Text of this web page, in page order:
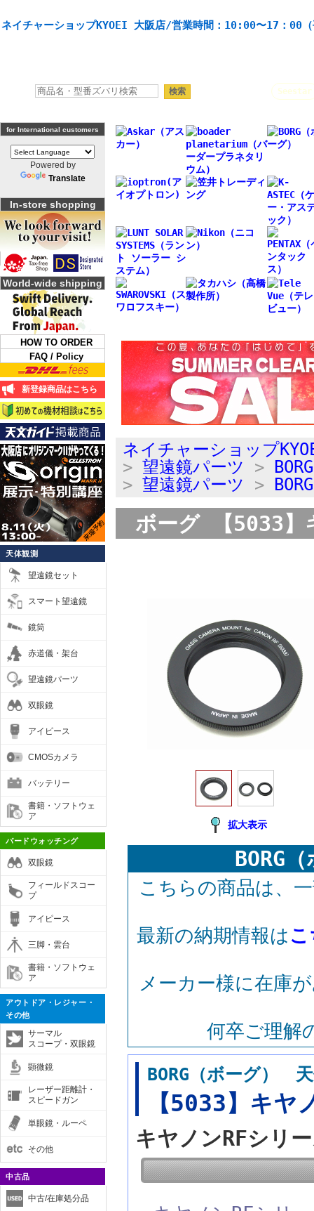
ネイチャーショップKYOEI 大阪店/営業時間：10:00〜17：00（
Seestar
for International customers
Powered by
Translate
In-store shopping
World-wide shipping
HOW TO ORDER
FAQ / Policy
新登録商品はこちら
天体観測
望遠鏡セット
スマート望遠鏡
鏡筒
赤道儀・架台
望遠鏡パーツ
双眼鏡
アイピース
CMOSカメラ
バッテリー
書籍・ソフトウェ
ア
バードウォッチング
双眼鏡
フィールドスコー
プ
アイピース
三脚・雲台
書籍・ソフトウェ
ア
アウトドア・レジャー・
その他
サーマル
スコープ・双眼鏡
顕微鏡
レーザー距離計・
スピードガン
単眼鏡・ルーペ
その他
中古品
中古/在庫処分品
ネイチャーショップ
> 望遠鏡パーツ >
> 望遠鏡パーツ >
ボーグ 【5033】
拡大表示
BORG
こちらの商品は、
最新の納期情報は
メーカー様に在庫
何卒ご理解
BORG（ボーグ）
【5033】キヤ
キヤノンRFシリ